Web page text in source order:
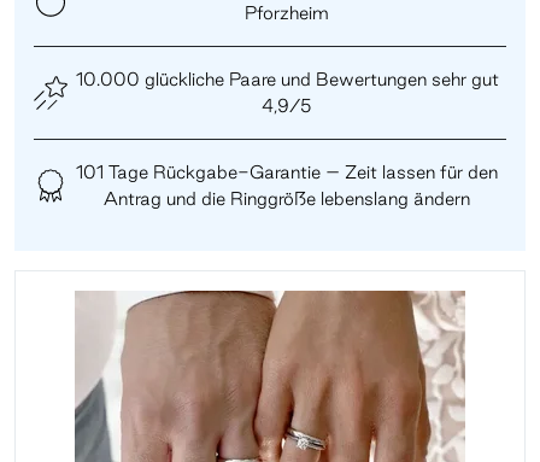
Pforzheim
10.000 glückliche Paare und Bewertungen sehr gut
4,9/5
101 Tage Rückgabe-Garantie – Zeit lassen für den
Antrag und die Ringgröße lebenslang ändern